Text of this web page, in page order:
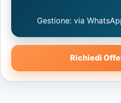
Gestione: via
Richiedi